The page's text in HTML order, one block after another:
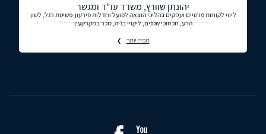
יהונתן שוורץ, משרד עו"ד ומגשר
ליווי לקוחות פרטיים ועסקים בהליכי הוצאה לפועל וחדלות פירעון-פשיטת רגל, לשון
הרע, סכסוכי שכנים, ליקויי בניה, מכר במקרקעין
תכירו יותר